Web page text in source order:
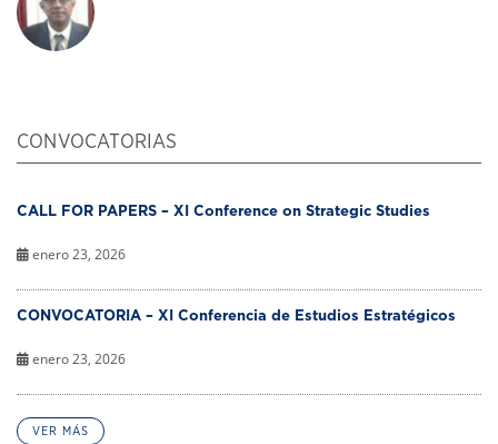
CONVOCATORIAS
CALL FOR PAPERS – XI Conference on Strategic Studies
enero 23, 2026
CONVOCATORIA – XI Conferencia de Estudios Estratégicos
enero 23, 2026
VER MÁS